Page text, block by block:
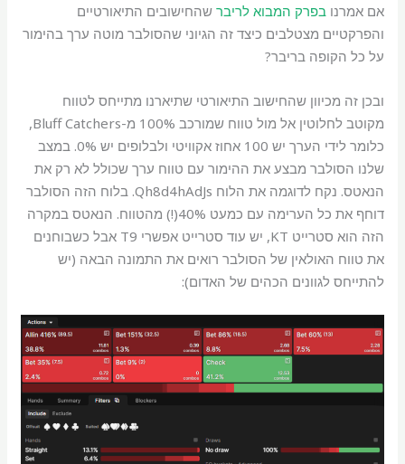
אם אמרנובפרק המבוא לריבר שהחישובים התיאורטיים
והפרקטיים מצטלבים כיצד זה הגיוני שהסולבר מוטה ערך בהימור
על כל הקופה בריבר?
ובכן זה מכיוון שהחישוב התיאורטי שתיארנו מתייחס לטווח
מקוטב לחלוטין אל מול טווח שמורכב 100% מ-Bluff Catchers,
כלומר לידי הערך יש 100 אחוז אקוויטי ולבלופים יש 0%. במצב
שלנו הסולבר מבצע את ההימור עם טווח ערך שכולל לא רק את
הנאטס. נקח לדוגמה את הלוח Qh8d4hAdJs. בלוח הזה הסולבר
דוחף את כל הערימה עם כמעט 40%(!) מהטווח. הנאטס במקרה
הזה הוא סטרייט KT, יש עוד סטרייט אפשרי T9 אבל כשבוחנים
את טווח האולאין של הסולבר רואים את התמונה הבאה (יש
להתייחס לגוונים הכהים של האדום):